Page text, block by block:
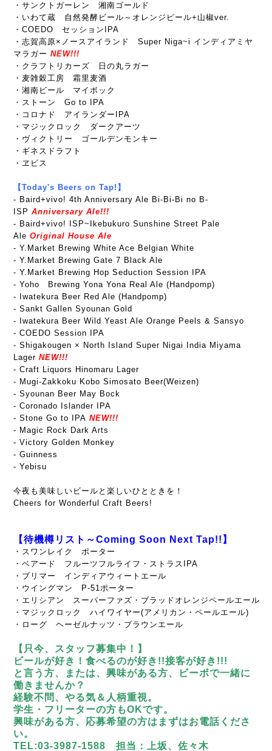
・サンクトガーレン 湘南ゴールド
・いわて蔵 自然発酵ビール～オレンジピール+山椒ver.
・COEDO セッションIPA
・志賀高原×ノースアイランド Super Niga~i インディアミヤ
マラガー NEW!!!
・クラフトリカーズ 日の丸ラガー
・麦雑穀工房 霜里麦酒
・湘南ビール マイボック
・ストーン Go to IPA
・コロナド アイランダーIPA
・マジックロック ダークアーツ
・ヴィクトリー ゴールデンモンキー
・ギネスドラフト
・ヱビス
【Today's Beers on Tap!】
- Baird+vivo! 4th Anniversary Ale Bi-Bi-Bi no B-
ISP Anniversary Ale!!!
- Baird+vivo! ISP~Ikebukuro Sunshine Street Pale
Ale Original House Ale
- Y.Market Brewing White Ace Belgian White
- Y.Market Brewing Gate 7 Black Ale
- Y.Market Brewing Hop Seduction Session IPA
- Yoho Brewing Yona Yona Real Ale (Handpomp)
- Iwatekura Beer Red Ale (Handpomp)
- Sankt Gallen Syounan Gold
- Iwatekura Beer Wild Yeast Ale Orange Peels & Sansyo
- COEDO Session IPA
- Shigakougen × North Island Super Nigai India Miyama
Lager NEW!!!
- Craft Liquors Hinomaru Lager
- Mugi-Zakkoku Kobo Simosato Beer(Weizen)
- Syounan Beer May Bock
- Coronado Islander IPA
- Stone Go to IPA NEW!!!
- Magic Rock Dark Arts
- Victory Golden Monkey
- Guinness
- Yebisu
今夜も美味しいビールと楽しいひとときを！
Cheers for Wonderful Craft Beers!
【待機樽リスト～Coming Soon Next Tap!!】
・スワンレイク ポーター
・ベアード フルーツフルライフ・ストラスIPA
・ブリマー インディアウィートエール
・ウイングマン P-51ポーター
・エリシアン スーパーファズ・ブラッドオレンジペールエール
・マジックロック ハイワイヤー(アメリカン・ペールエール)
・ローグ ヘーゼルナッツ・ブラウンエール
【只今、スタッフ募集中！】
ビールが好き！食べるのが好き!!接客が好き!!!
と言う方、または、興味がある方、ビーボで一緒に
働きませんか？
経験不問、やる気＆人柄重視。
学生・フリーターの方もOKです。
興味がある方、応募希望の方はまずはお電話くださ
い。
TEL:03-3987-1588 担当：上坂、佐々木